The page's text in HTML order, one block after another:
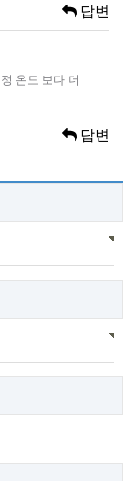
답변
온도 보다 더
답변